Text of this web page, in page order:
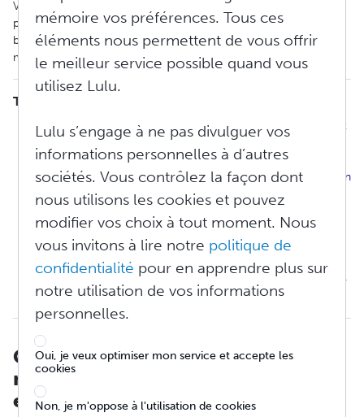
Vous n'arrivez pas à formater les images ou vous ne savez pas
par où commencer ? Cet article présente quelques principes de
base du formatage d'images qui vous aideront à obtenir le
meilleur résultat d'impression pour votre publication finale.
TABLE DES MATIÈRES
Comment puis-je m'assurer que mes images s'imprimeront
exactement comme je le souhaite ?
Puis-je utiliser des images si je n'en détiens pas les droits ?
Puis-je utiliser une image si je n'envisage pas de vendre mon
Quelle résolution en PPP mes images devraient-elles avoir
pour assurer une impression optimale?
Dois-je utiliser des images CMJN, sRGB ou en niveaux de
gris ?
Dois-je télécharger mon livre au format étendu sur double-
page ?
Comment puis-je m'assurer que
mes images s'imprimeront
exactement comme je le souhaite ?
mémoire vos préférences. Tous ces
éléments nous permettent de vous offrir
le meilleur service possible quand vous
utilisez Lulu.
Lulu s’engage à ne pas divulguer vos
informations personnelles à d’autres
sociétés. Vous contrôlez la façon dont
nous utilisons les cookies et pouvez
modifier vos choix à tout moment. Nous
vous invitons à lire notre politique de
confidentialité pour en apprendre plus sur
notre utilisation de vos informations
personnelles.
Oui, je veux optimiser mon service et accepte les
cookies
Non, je m'oppose à l'utilisation de cookies